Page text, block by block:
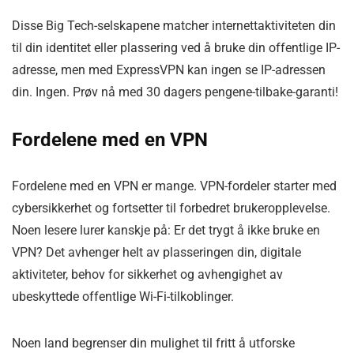
Disse Big Tech-selskapene matcher internettaktiviteten din
til din identitet eller plassering ved å bruke din offentlige IP-
adresse, men med ExpressVPN kan ingen se IP-adressen
din. Ingen. Prøv nå med 30 dagers pengene-tilbake-garanti!
Fordelene med en VPN
Fordelene med en VPN er mange. VPN-fordeler starter med
cybersikkerhet og fortsetter til forbedret brukeropplevelse.
Noen lesere lurer kanskje på: Er det trygt å ikke bruke en
VPN? Det avhenger helt av plasseringen din, digitale
aktiviteter, behov for sikkerhet og avhengighet av
ubeskyttede offentlige Wi-Fi-tilkoblinger.
Noen land begrenser din mulighet til fritt å utforske